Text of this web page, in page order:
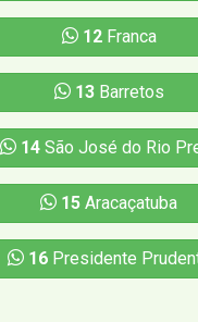
12Franca
13Barretos
14 São José do Rio
15 Aracaçatuba
16Presidente